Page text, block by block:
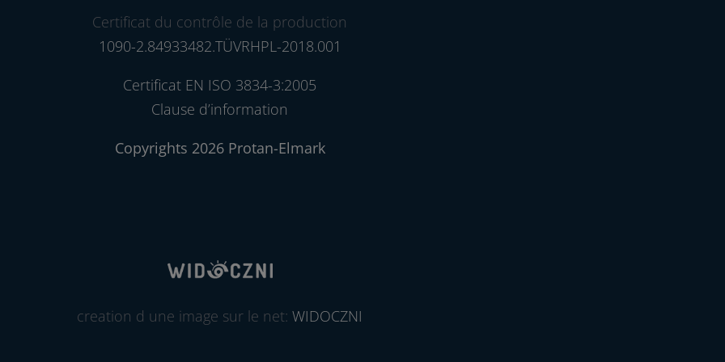
Certificat du contrôle de la production
1090-2.84933482.TÜVRHPL-2018.001
Certificat EN ISO 3834-3:2005
Clause d’information
Copyrights 2026 Protan-Elmark
creation d une image sur le net: WIDOCZNI